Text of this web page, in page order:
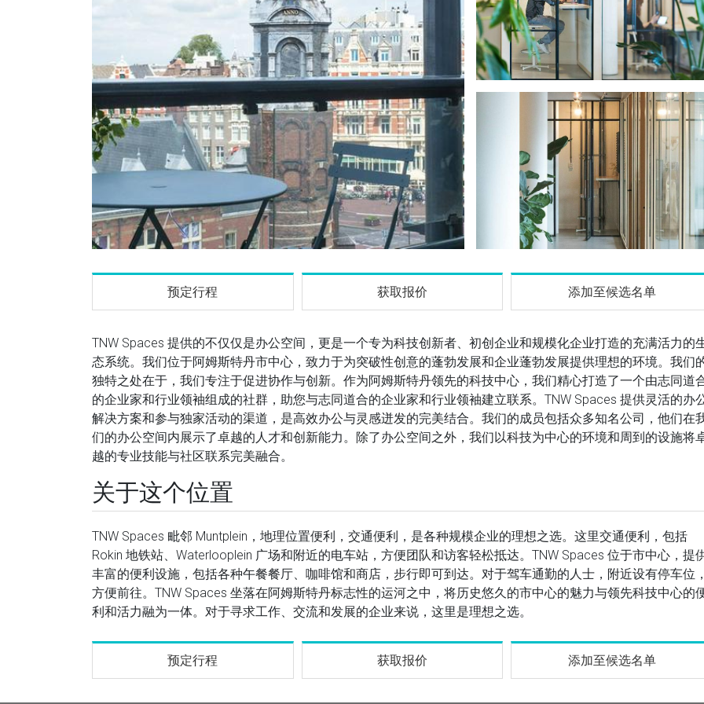
预定行程 获取报价 添加至候选名单
TNW Spaces 提供的不仅仅是办公空间，更是一个专为科技创新者、初创企业和规模化企业打造的充满活力的
态系统。我们位于阿姆斯特丹市中心，致力于为突破性创意的蓬勃发展和企业蓬勃发展提供理想的环境。我们
独特之处在于，我们专注于促进协作与创新。作为阿姆斯特丹领先的科技中心，我们精心打造了一个由志同道
的企业家和行业领袖组成的社群，助您与志同道合的企业家和行业领袖建立联系。TNW Spaces 提供灵活的办
解决方案和参与独家活动的渠道，是高效办公与灵感迸发的完美结合。我们的成员包括众多知名公司，他们在
们的办公空间内展示了卓越的人才和创新能力。除了办公空间之外，我们以科技为中心的环境和周到的设施将
越的专业技能与社区联系完美融合。
关于这个位置
TNW Spaces 毗邻 Muntplein，地理位置便利，交通便利，是各种规模企业的理想之选。这里交通便利，包括
Rokin 地铁站、Waterlooplein 广场和附近的电车站，方便团队和访客轻松抵达。TNW Spaces 位于市中心，提
丰富的便利设施，包括各种午餐餐厅、咖啡馆和商店，步行即可到达。对于驾车通勤的人士，附近设有停车位
方便前往。TNW Spaces 坐落在阿姆斯特丹标志性的运河之中，将历史悠久的市中心的魅力与领先科技中心的
利和活力融为一体。对于寻求工作、交流和发展的企业来说，这里是理想之选。
预定行程 获取报价 添加至候选名单